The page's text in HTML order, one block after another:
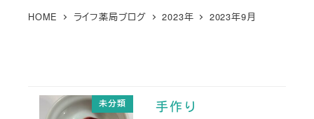
HOME ライフ薬局ブログ 2023年 2023年9月
未分類 手作り